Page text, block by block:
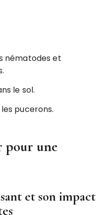
nématodes et
le sol.
pucerons.
pour une
et son impact